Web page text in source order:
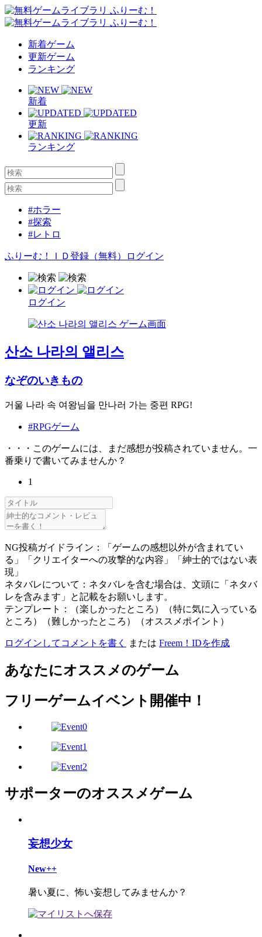
新着ゲーム
更新ゲーム
ランキング
新着
更新
ランキング
#ホラー
#探索
#レトロ
ふりーむ！ＩＤ登録（無料） ログイン
ログイン
산소 나라의 앨리스
なぞのいきもの
거울 나라 속 여왕님을 만나러 가는 중편 RPG!
#RPGゲーム
・・・このゲームには、まだ感想が投稿されていません。一
番乗りで書いてみませんか？
1
NG投稿ガイドライン：「ゲームの感想以外が含まれてい
る」「クリエイターへの攻撃的な内容」「紳士的ではない表
現」
ネタバレについて：ネタバレを含む場合は、文頭に「ネタバ
レを含みます」と記載をお願いします。
テンプレート：（楽しかったところ）（特に気に入っている
ところ）（難しかったところ）（オススメポイント）
ログインしてコメントを書く または Freem！IDを作成
あなたにオススメのゲーム
フリーゲームイベント開催中！
サポーターのオススメゲーム
妄想少女
New++
暑い夏に、怖い妄想してみませんか？